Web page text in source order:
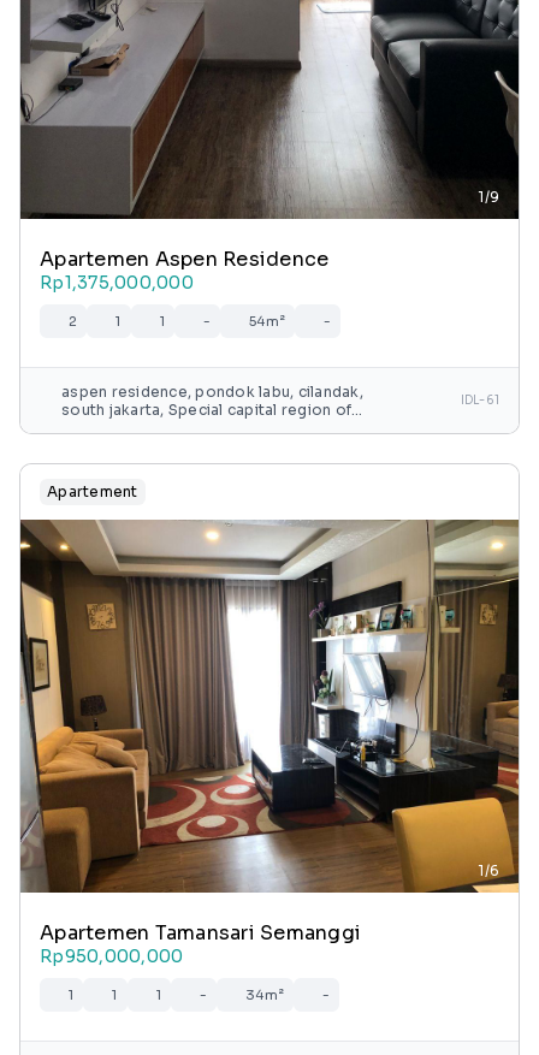
1/9
Apartemen Aspen Residence
Rp1,375,000,000
2 1 1 - 54m² -
aspen residence, pondok labu, cilandak,
south jakarta, Special capital region of
IDL-61
Apartement
1/6
Apartemen Tamansari Semanggi
Rp950,000,000
1 1 1 - 34m² -